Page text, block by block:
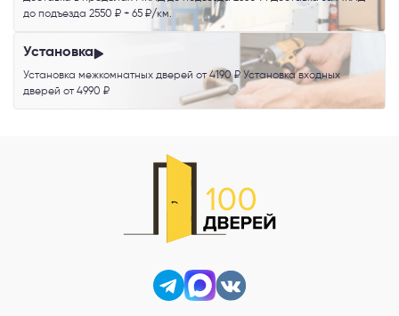
до подъезда 2550 ₽ + 65 ₽/км.
Установка
Установка межкомнатных дверей от 4190 ₽ Установка входных
дверей от 4990 ₽